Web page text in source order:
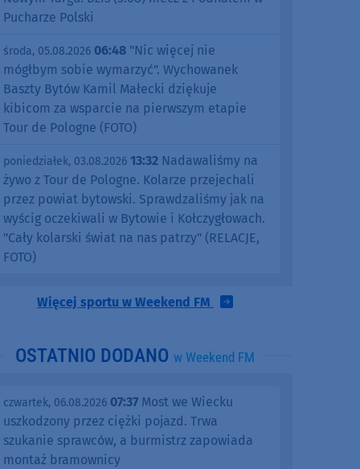
Pucharze Polski
środa, 05.08.2026 06:48 "Nic więcej nie
mógłbym sobie wymarzyć". Wychowanek
Baszty Bytów Kamil Małecki dziękuje
kibicom za wsparcie na pierwszym etapie
Tour de Pologne (FOTO)
poniedziałek, 03.08.2026 13:32 Nadawaliśmy na
żywo z Tour de Pologne. Kolarze przejechali
przez powiat bytowski. Sprawdzaliśmy jak na
wyścig oczekiwali w Bytowie i Kołczygłowach.
"Cały kolarski świat na nas patrzy" (RELACJE,
FOTO)
Więcej sportu w Weekend FM
OSTATNIO DODANO w Weekend FM
czwartek, 06.08.2026 07:37 Most we Wiecku
uszkodzony przez ciężki pojazd. Trwa
szukanie sprawców, a burmistrz zapowiada
montaż bramownicy